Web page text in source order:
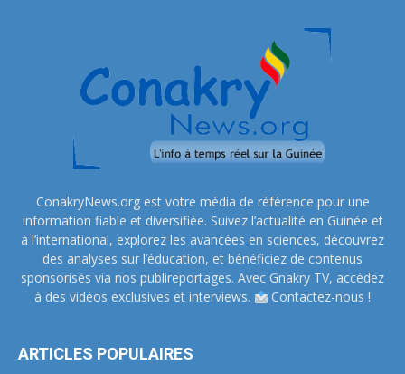
ConakryNews.org est votre média de référence pour une
information fiable et diversifiée. Suivez l’actualité en Guinée et
à l’international, explorez les avancées en sciences, découvrez
des analyses sur l’éducation, et bénéficiez de contenus
sponsorisés via nos publireportages. Avec Gnakry TV, accédez
à des vidéos exclusives et interviews.
Contactez-nous !
ARTICLES POPULAIRES